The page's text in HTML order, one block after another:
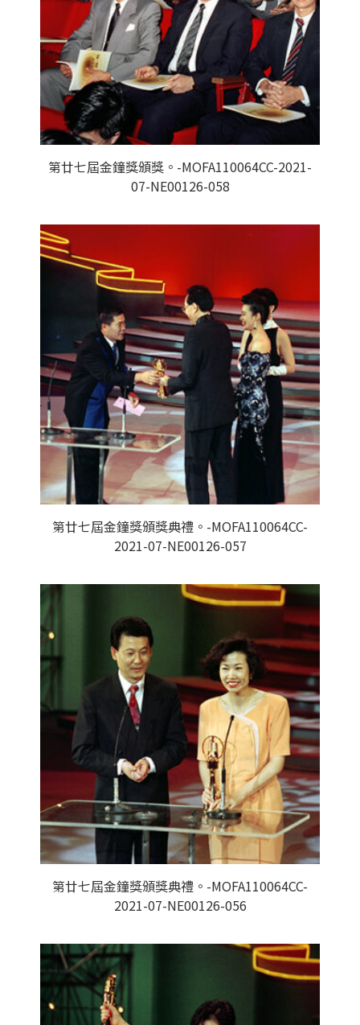
第廿七屆金鐘獎頒獎。-MOFA110064CC-2021-
07-NE00126-058
第廿七屆金鐘獎頒獎典禮。-MOFA110064CC-
2021-07-NE00126-057
第廿七屆金鐘獎頒獎典禮。-MOFA110064CC-
2021-07-NE00126-056